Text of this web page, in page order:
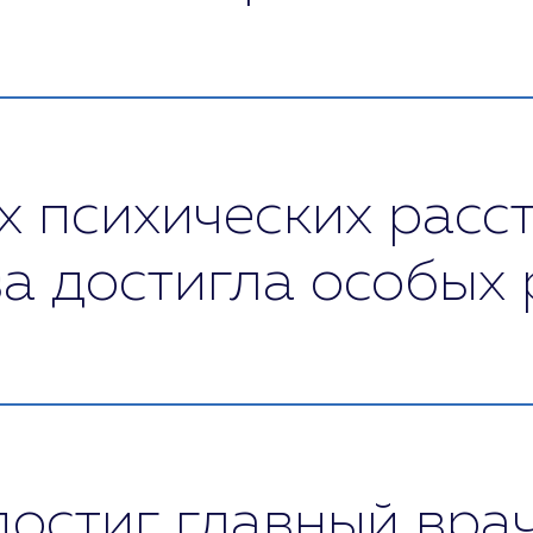
вызванных потенциалов головного мозга,
психических
особых
настолько, насколько это возможно в данном